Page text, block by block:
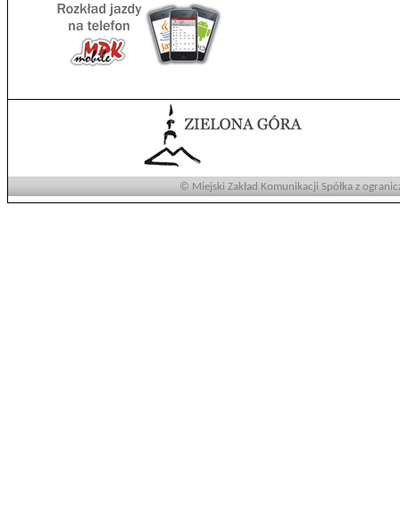
© Miejski Zakład Komunikacji Spółka z